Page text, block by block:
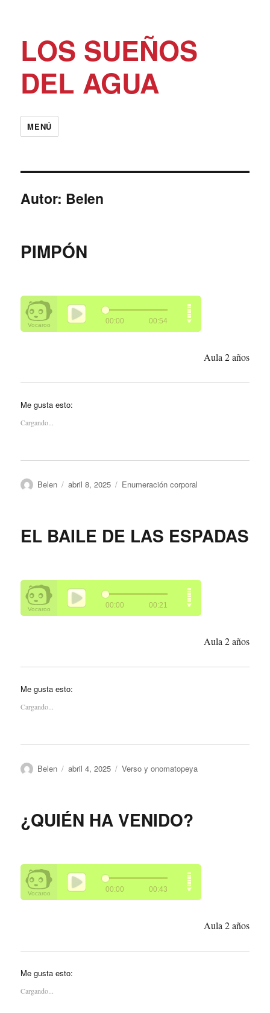
LOS SUEÑOS
DEL AGUA
MENÚ
Autor: Belen
PIMPÓN
Aula 2 años
Me gusta esto:
Cargando...
Autor
Belen
Publicado
abril 8, 2025 Categorías
Enumeración corporal
EL BAILE DE LAS ESPADAS
Aula 2 años
Me gusta esto:
Cargando...
Autor
Belen
Publicado
abril 4, 2025 Categorías
Verso y onomatopeya
¿QUIÉN HA VENIDO?
Aula 2 años
Me gusta esto:
Cargando...